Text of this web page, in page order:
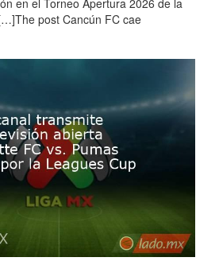
post Cancún FC cae